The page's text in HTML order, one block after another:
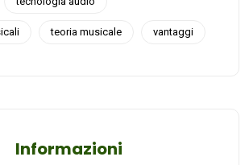
teoria musicale vantaggi
Informazioni